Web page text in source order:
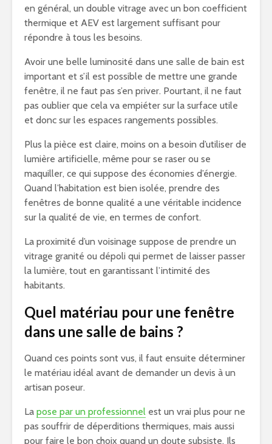
en général, un double vitrage avec un bon coefficient
thermique et AEV est largement suffisant pour
répondre à tous les besoins.
Avoir une belle luminosité dans une salle de bain est
important et s’il est possible de mettre une grande
fenêtre, il ne faut pas s’en priver. Pourtant, il ne faut
pas oublier que cela va empiéter sur la surface utile
et donc sur les espaces rangements possibles.
Plus la pièce est claire, moins on a besoin d’utiliser de
lumière artificielle, même pour se raser ou se
maquiller, ce qui suppose des économies d’énergie.
Quand l’habitation est bien isolée, prendre des
fenêtres de bonne qualité a une véritable incidence
sur la qualité de vie, en termes de confort.
La proximité d’un voisinage suppose de prendre un
vitrage granité ou dépoli qui permet de laisser passer
la lumière, tout en garantissant l’intimité des
habitants.
Quel matériau pour une fenêtre
dans une salle de bains ?
Quand ces points sont vus, il faut ensuite déterminer
le matériau idéal avant de demander un devis à un
artisan poseur.
La pose par un professionnel est un vrai plus pour ne
pas souffrir de déperditions thermiques, mais aussi
pour faire le bon choix quand un doute subsiste. Ils